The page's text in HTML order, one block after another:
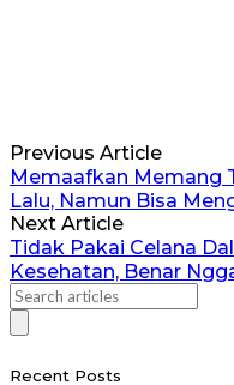
Previous Article
Memaafkan Memang
Lalu, Namun Bisa
Next Article
Tidak Pakai Celana
Kesehatan, Benar
Recent Posts